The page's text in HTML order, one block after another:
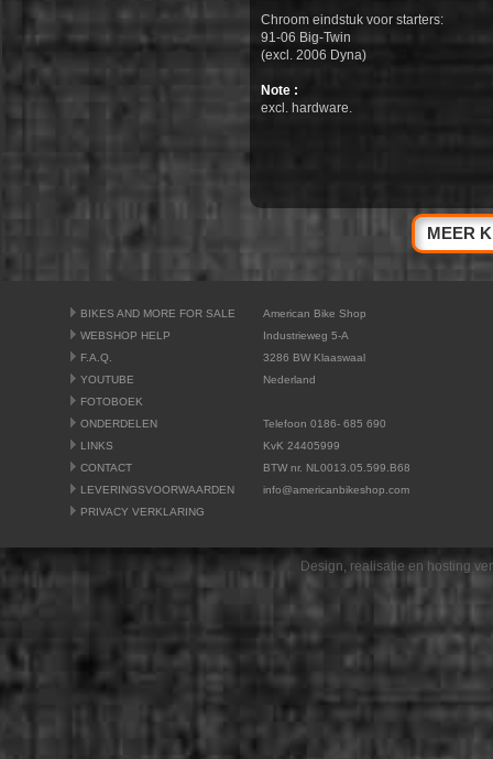
Chroom eindstuk voor starters:
91-06 Big-Twin
(excl. 2006 Dyna)
Note :
excl. hardware.
MEER
BIKES AND MORE FOR SALE
WEBSHOP HELP
F.A.Q.
YOUTUBE
FOTOBOEK
ONDERDELEN
LINKS
CONTACT
LEVERINGSVOORWAARDEN
PRIVACY VERKLARING
American Bike Shop
Industrieweg 5-A
3286 BW Klaaswaal
Nederland
Telefoon 0186- 685 690
KvK 24405999
BTW nr. NL0013.05.599.B68
info@americanbikeshop.com
Design, realisatie en hosting